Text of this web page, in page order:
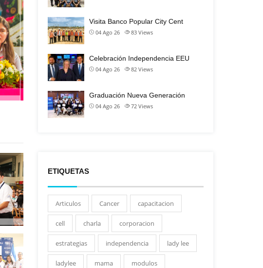
Visita Banco Popular City Cent
04 Ago 26 83 Views
Celebración Independencia EEU
04 Ago 26 82 Views
Graduación Nueva Generación
04 Ago 26 72 Views
ETIQUETAS
Articulos Cancer capacitacion
cell charla corporacion
estrategias independencia lady lee
ladylee mama modulos